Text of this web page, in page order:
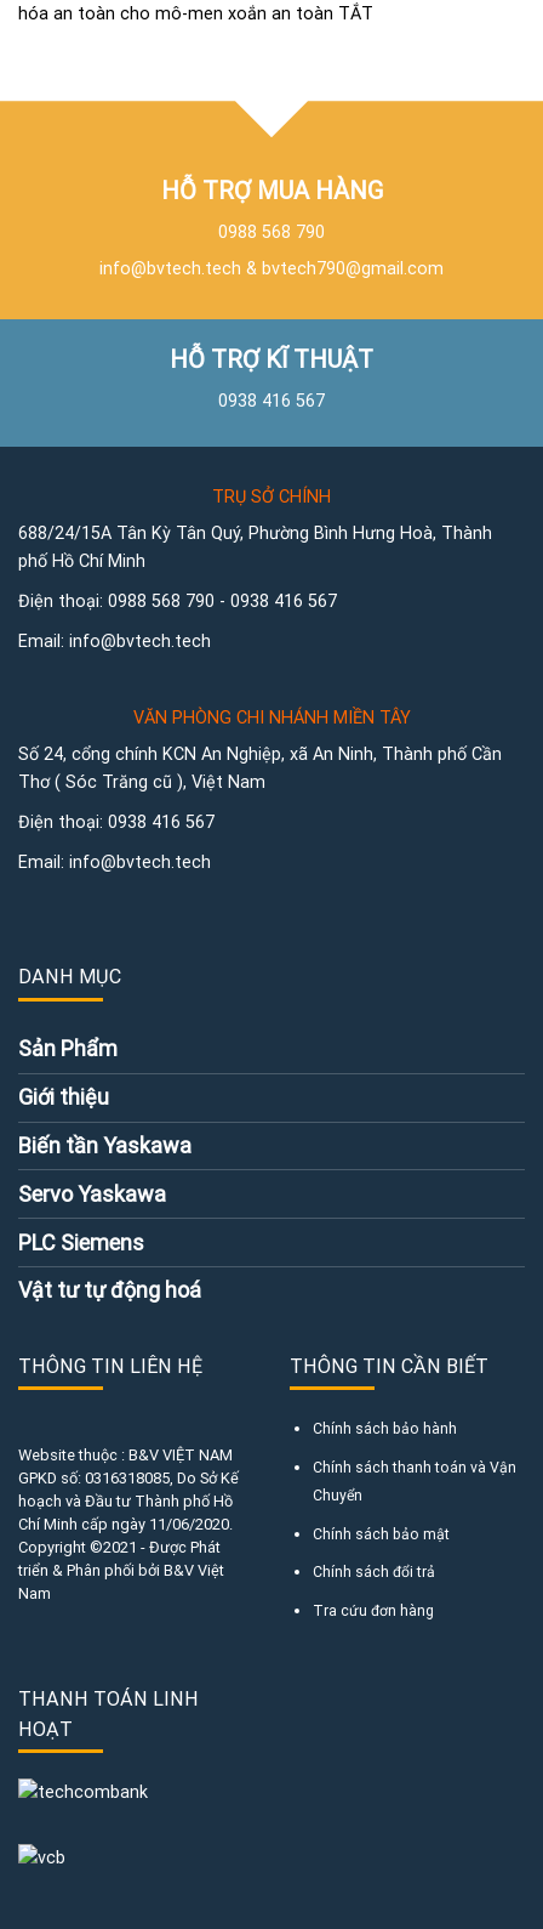
hóa an toàn cho mô-men xoắn an toàn TẮT
HỖ TRỢ MUA HÀNG
0988 568 790
info@bvtech.tech & bvtech790@gmail.com
HỖ TRỢ KĨ THUẬT
0938 416 567
TRỤ SỞ CHÍNH
688/24/15A Tân Kỳ Tân Quý, Phường Bình Hưng Hoà, Thành
phố Hồ Chí Minh
Điện thoại: 0988 568 790 - 0938 416 567
Email: info@bvtech.tech
VĂN PHÒNG CHI NHÁNH MIỀN TÂY
Số 24, cổng chính KCN An Nghiệp, xã An Ninh, Thành phố Cần
Thơ ( Sóc Trăng cũ ), Việt Nam
Điện thoại: 0938 416 567
Email: info@bvtech.tech
DANH MỤC
Sản Phẩm
Giới thiệu
Biến tần Yaskawa
Servo Yaskawa
PLC Siemens
Vật tư tự động hoá
THÔNG TIN LIÊN HỆ
Website thuộc : B&V VIỆT NAM
GPKD số: 0316318085, Do Sở Kế
hoạch và Đầu tư Thành phố Hồ
Chí Minh cấp ngày 11/06/2020.
Copyright ©2021 - Được Phát
triển & Phân phối bởi B&V Việt
Nam
THÔNG TIN CẦN BIẾT
Chính sách bảo hành
Chính sách thanh toán và Vận
Chuyển
Chính sách bảo mật
Chính sách đổi trả
Tra cứu đơn hàng
THANH TOÁN LINH
HOẠT